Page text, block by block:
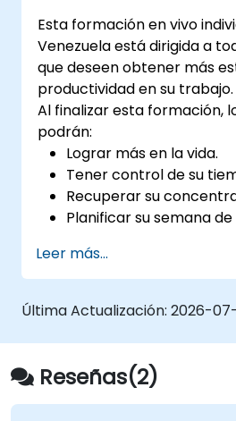
Esta formación en vivo
Venezuela está dirigida a
que deseen obtener más
productividad en su trabajo.
Al finalizar esta formación,
podrán:
Lograr más en la vida.
Tener control de su
Recuperar su
Planificar su semana
Leer más...
Última Actualización: 2026-
Reseñas(2)